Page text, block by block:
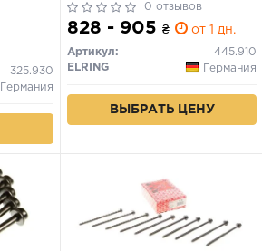
325.930
Германия
0 отзывов
828 - 905 ₴ от 1 дн.
Артикул:
445.910
ELRING
Германия
ВЫБРАТЬ ЦЕНУ